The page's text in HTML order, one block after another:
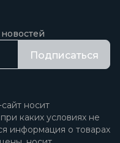
Подписаться
носит
каких условиях не
информация о товарах